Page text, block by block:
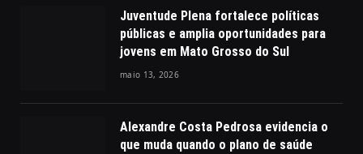
Juventude Plena fortalece políticas
públicas e amplia oportunidades para
jovens em Mato Grosso do Sul
maio 13, 2026
Alexandre Costa Pedrosa evidencia o
que muda quando o plano de saúde